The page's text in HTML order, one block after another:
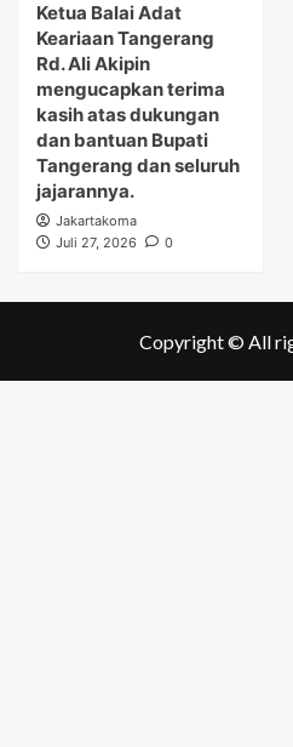
Ketua Balai Adat
Keariaan Tangerang
Rd. Ali Akipin
mengucapkan terima
kasih atas dukungan
dan bantuan Bupati
Tangerang dan seluruh
jajarannya.
Jakartakoma
Juli 27, 2026
0
Copyright © All